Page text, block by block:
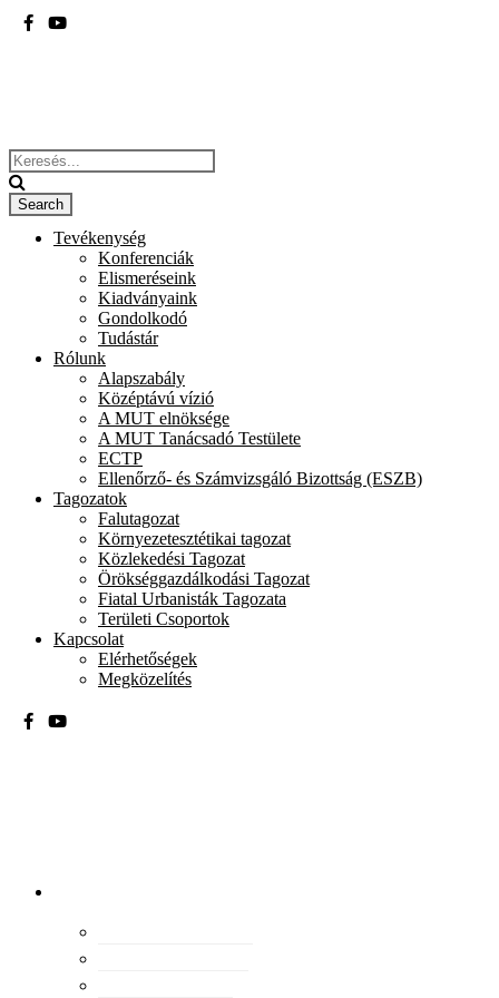
Tevékenység
Konferenciák
Elismeréseink
Kiadványaink
Gondolkodó
Tudástár
Rólunk
Alapszabály
Középtávú vízió
A MUT elnöksége
A MUT Tanácsadó Testülete
ECTP
Ellenőrző- és Számvizsgáló Bizottság (ESZB)
Tagozatok
Falutagozat
Környezetesztétikai tagozat
Közlekedési Tagozat
Örökséggazdálkodási Tagozat
Fiatal Urbanisták Tagozata
Területi Csoportok
Kapcsolat
Elérhetőségek
Megközelítés